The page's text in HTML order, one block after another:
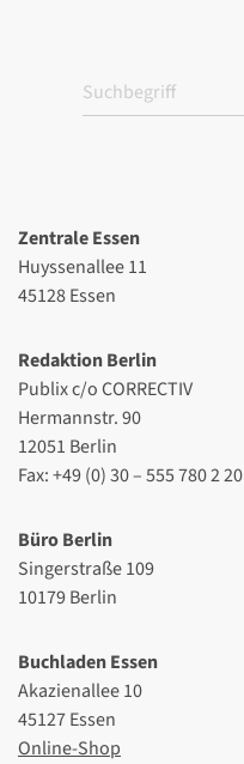
Zentrale Essen
Huyssenallee 11
45128 Essen
Redaktion Berlin
Publix c/o CORRECTIV
Hermannstr. 90
12051 Berlin
Fax: +49 (0) 30 – 555 780 2 20
Büro Berlin
Singerstraße 109
10179 Berlin
Buchladen Essen
Akazienallee 10
45127 Essen
Online-Shop